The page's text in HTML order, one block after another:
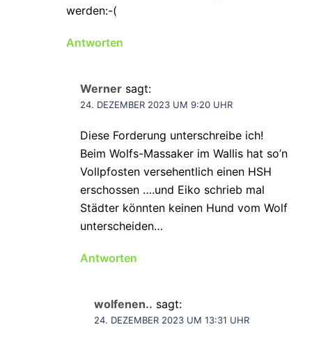
werden:-(
Antworten
Werner sagt:
24. DEZEMBER 2023 UM 9:20 UHR
Diese Forderung unterschreibe ich!
Beim Wolfs-Massaker im Wallis hat so’n
Vollpfosten versehentlich einen HSH
erschossen ….und Eiko schrieb mal
Städter könnten keinen Hund vom Wolf
unterscheiden…
Antworten
wolfenen.. sagt:
24. DEZEMBER 2023 UM 13:31 UHR